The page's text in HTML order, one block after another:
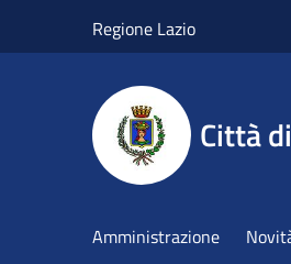
Regione Lazio
Città
Amministrazione